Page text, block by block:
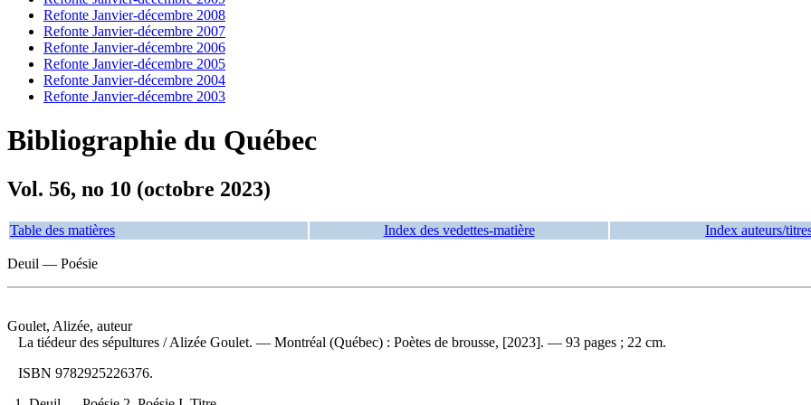
Refonte Janvier-décembre 2008
Refonte Janvier-décembre 2007
Refonte Janvier-décembre 2006
Refonte Janvier-décembre 2005
Refonte Janvier-décembre 2004
Refonte Janvier-décembre 2003
Bibliographie du Québec
Vol. 56, no 10 (octobre 2023)
Table des matières Index des vedettes-matière Index auteurs/
Deuil — Poésie
Goulet, Alizée, auteur
La tiédeur des sépultures / Alizée Goulet. — Montréal (Québec) : Poètes de brousse, [2023]. — 93 pages ; 22 cm.
ISBN 9782925226376.